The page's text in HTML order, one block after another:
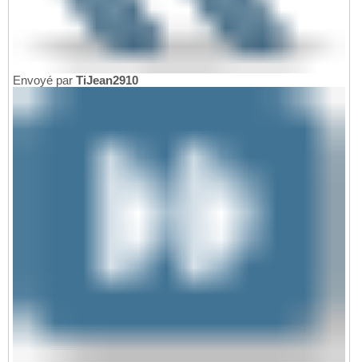
Envoyé par TiJean2910